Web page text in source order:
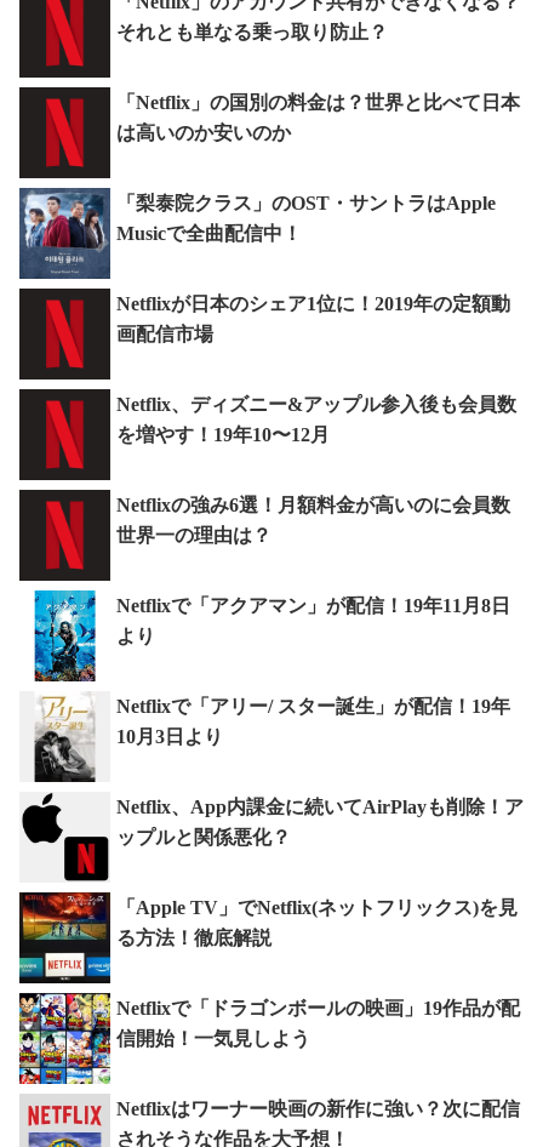
それとも単なる乗っ取り防止？
「Netflix」の国別の料金は？世界と比べて日本
は高いのか安いのか
「梨泰院クラス」のOST・サントラはApple
Musicで全曲配信中！
Netflixが日本のシェア1位に！2019年の定額動
画配信市場
Netflix、ディズニー&アップル参入後も会員数
を増やす！19年10〜12月
Netflixの強み6選！月額料金が高いのに会員数
世界一の理由は？
Netflixで「アクアマン」が配信！19年11月8日
より
Netflixで「アリー/ スター誕生」が配信！19年
10月3日より
Netflix、App内課金に続いてAirPlayも削除！ア
ップルと関係悪化？
「Apple TV」でNetflix(ネットフリックス)を見
る方法！徹底解説
Netflixで「ドラゴンボールの映画」19作品が配
信開始！一気見しよう
Netflixはワーナー映画の新作に強い？次に配信
されそうな作品を大予想！